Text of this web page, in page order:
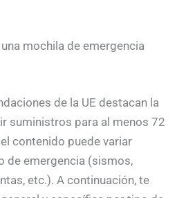
mochila de emergencia
de la UE destacan la
suministros para al menos 72
contenido puede variar
de emergencia (sismos,
etc.). A continuación, te